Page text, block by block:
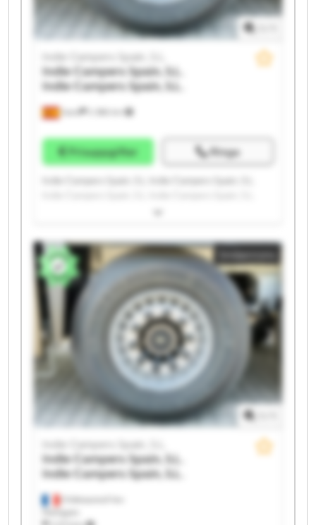
Gavà
Indie Campers Spain, S.L.
Indie Campers Spain, S.L.
Indie Campers Spain, S.L.
Prisuppgifter Ringa
Indie Campers Spain, S.L. Indie Campers Spain, S.L.
Indie Campers Spain, S.L. Indie Campers Spain, S.L.
Indie Campers Spain, S.L. Indie Campers Spain, S.L.
Indie Campers Spain, S.L. Indie Campers Spain, S.L.
Indie Campers Spain, S.L. Indie Campers Spain, S.L.
Indie Campers Spain, S.L. Indie Campers Spain, S.L.
Indie Campers Spain, S.L. Indie Campers Spain, S.L.
Indie Campers Spain, S.L. Indie Campers Spain, S.L.
Småannons
Châteauneuf-les-
Martigues
Indie Campers Spain, S.L.
Indie Campers Spain, S.L.
Indie Campers Spain, S.L.